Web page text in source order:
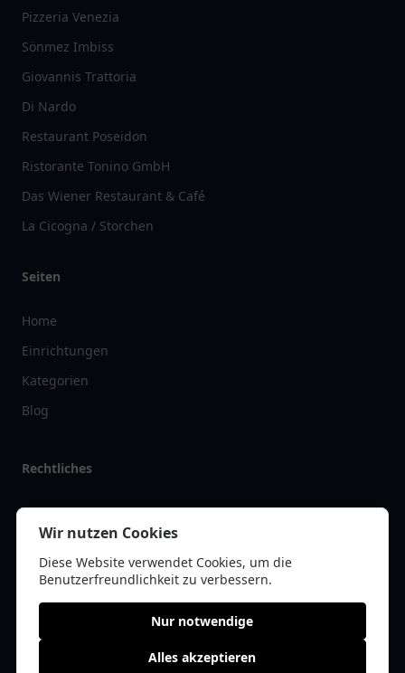
Pizzeria Venezia
Sönmez Imbiss
Giovannis Trattoria
Di Nardo
Restaurant Poseidon
Ristorante Tonino GmbH
Das Wiener Restaurant & Café
La Cicogna / Storchen
Seiten
Home
Einrichtungen
Kategorien
Blog
Rechtliches
Impressum
Datenschutz
Kontakt
Wir nutzen Cookies
Diese Website verwendet Cookies, um die
Benutzerfreundlichkeit zu verbessern.
Nur notwendige
Alles akzeptieren